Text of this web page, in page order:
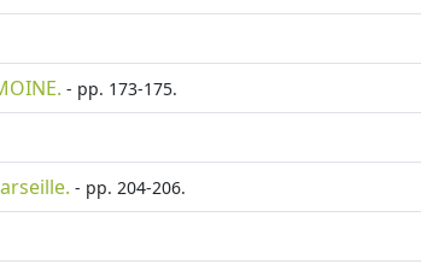
- pp. 173-175.
- pp. 204-206.